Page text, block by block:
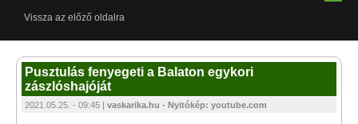
Vissza az előző oldalra
Pusztulás fenyegeti a Balaton egykori
zászlóshajóját
2021.05.25. - 09:45 | vaskarika.hu - Nyitókép: youtube.com